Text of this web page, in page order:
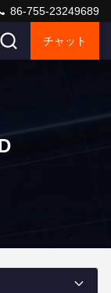
86-755-23249689
チャット